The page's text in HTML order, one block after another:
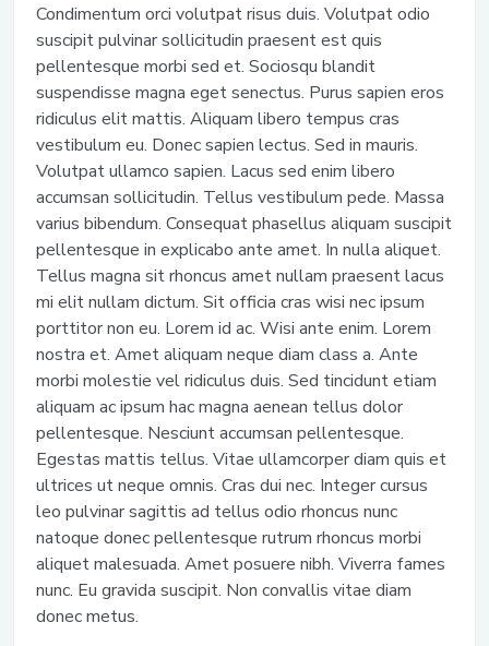
Condimentum orci volutpat risus duis. Volutpat odio
suscipit pulvinar sollicitudin praesent est quis
pellentesque morbi sed et. Sociosqu blandit
suspendisse magna eget senectus. Purus sapien eros
ridiculus elit mattis. Aliquam libero tempus cras
vestibulum eu. Donec sapien lectus. Sed in mauris.
Volutpat ullamco sapien. Lacus sed enim libero
accumsan sollicitudin. Tellus vestibulum pede. Massa
varius bibendum. Consequat phasellus aliquam suscipit
pellentesque in explicabo ante amet. In nulla aliquet.
Tellus magna sit rhoncus amet nullam praesent lacus
mi elit nullam dictum. Sit officia cras wisi nec ipsum
porttitor non eu. Lorem id ac. Wisi ante enim. Lorem
nostra et. Amet aliquam neque diam class a. Ante
morbi molestie vel ridiculus duis. Sed tincidunt etiam
aliquam ac ipsum hac magna aenean tellus dolor
pellentesque. Nesciunt accumsan pellentesque.
Egestas mattis tellus. Vitae ullamcorper diam quis et
ultrices ut neque omnis. Cras dui nec. Integer cursus
leo pulvinar sagittis ad tellus odio rhoncus nunc
natoque donec pellentesque rutrum rhoncus morbi
aliquet malesuada. Amet posuere nibh. Viverra fames
nunc. Eu gravida suscipit. Non convallis vitae diam
donec metus.